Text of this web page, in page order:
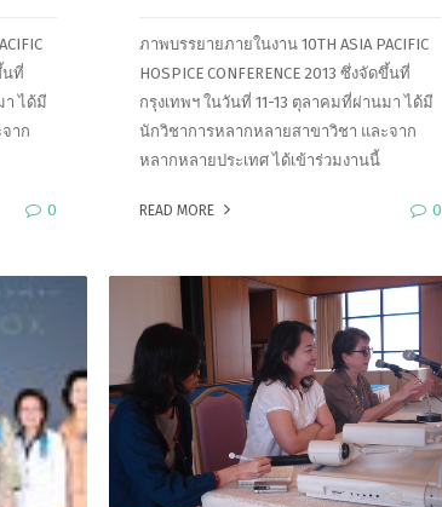
นที่
า ได้มี
าก
0
ภาพบรรยายภายในงาน 10TH ASIA PACIFIC
HOSPICE CONFERENCE 2013 ซึ่งจัดขึ้นที่
กรุงเทพฯ ในวันที่ 11-13 ตุลาคมที่ผ่านมา ได้มี
นักวิชาการหลากหลายสาขาวิชา และจาก
หลากหลายประเทศ ได้เข้าร่วมงานนี้
READ MORE 0